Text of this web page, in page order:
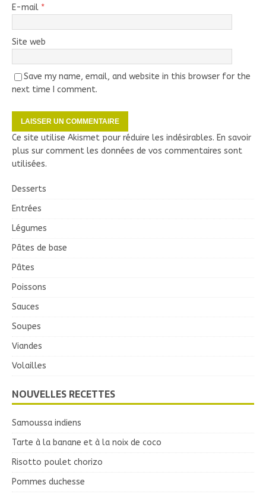
E-mail *
Site web
Save my name, email, and website in this browser for the
next time I comment.
Ce site utilise Akismet pour réduire les indésirables. En savoir
plus sur comment les données de vos commentaires sont
utilisées.
Desserts
Entrées
Légumes
Pâtes de base
Pâtes
Poissons
Sauces
Soupes
Viandes
Volailles
NOUVELLES RECETTES
Samoussa indiens
Tarte à la banane et à la noix de coco
Risotto poulet chorizo
Pommes duchesse